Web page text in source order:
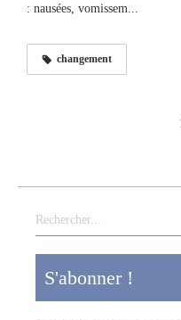
: nausées, vomissem...
changement
Rechercher
S'abonner !